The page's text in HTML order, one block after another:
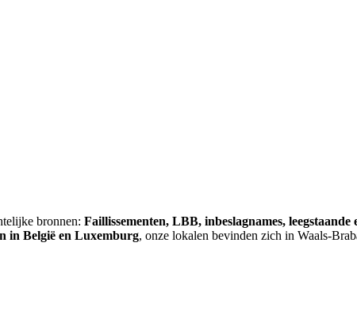
bronnen: Faillissementen, LBB, inbeslagnames, leegstaande
in België en Luxemburg, onze lokalen bevinden zich in Waals-